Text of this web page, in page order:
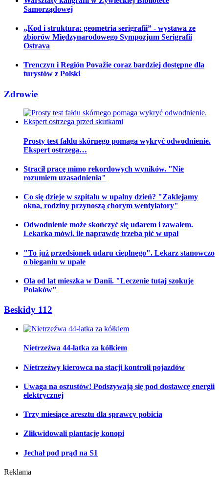
Samorządowej
„Kod i struktura: geometria serigrafii” - wystawa ze
zbiorów Międzynarodowego Sympozjum Serigrafii
Ostrava
Trenczyn i Región Považie coraz bardziej dostępne dla
turystów z Polski
Zdrowie
Prosty test fałdu skórnego pomaga wykryć odwodnienie.
Ekspert ostrzega…
Stracił pracę mimo rekordowych wyników. "Nie
rozumiem uzasadnienia"
Co się dzieje w szpitalu w upalny dzień? "Zaklejamy
okna, rodziny przynoszą chorym wentylatory"
Odwodnienie może skończyć się udarem i zawałem.
Lekarka mówi, ile naprawdę trzeba pić w upał
"To już przedsionek udaru cieplnego". Lekarz stanowczo
o bieganiu w upale
Ola od lat mieszka w Danii. "Leczenie tutaj szokuje
Polaków"
Beskidy 112
Nietrzeźwa 44-latka za kółkiem
Nietrzeźwy kierowca na stacji kontroli pojazdów
Uwaga na oszustów! Podszywają się pod dostawcę energii
elektrycznej
Trzy miesiące aresztu dla sprawcy pobicia
Zlikwidowali plantację konopi
Jechał pod prąd na S1
Reklama